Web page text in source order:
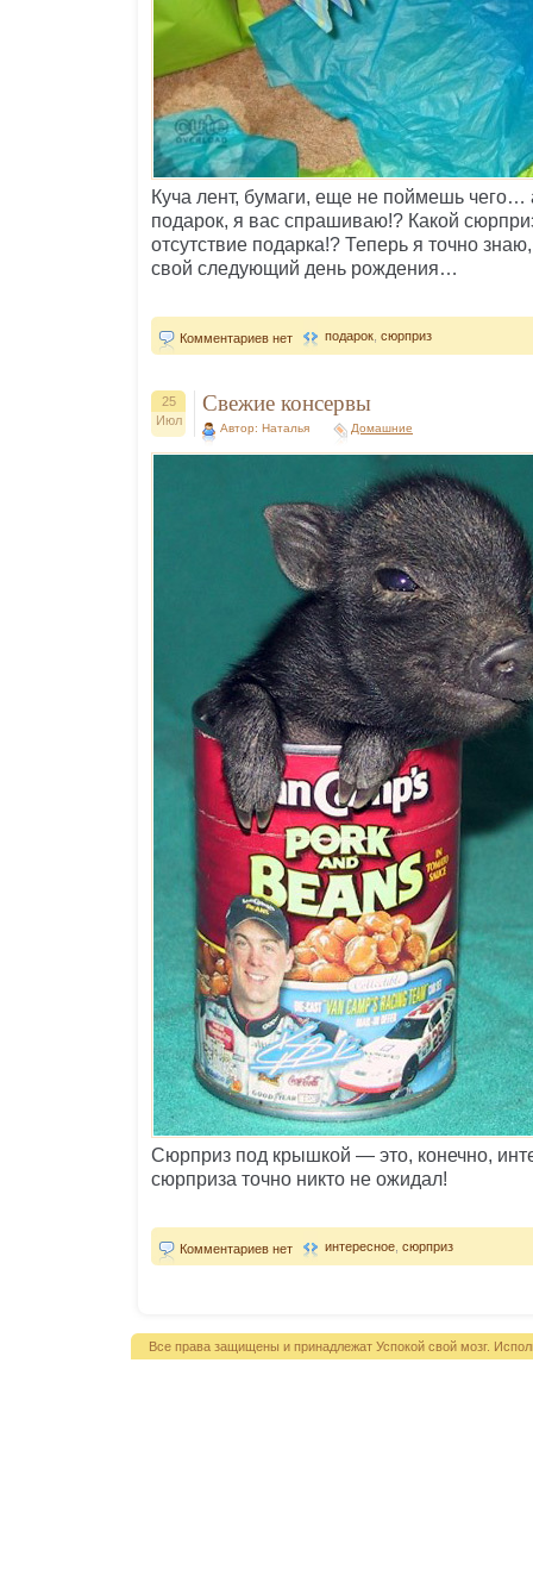
Куча лент, бумаги, еще не поймешь чего…
подарок, я вас спрашиваю!? Какой
отсутствие подарка!? Теперь я точно
свой следующий день рождения…
Комментариев нет подарок сюрприз
25
Июл
Свежие консервы
Автор: Наталья Домашние
Сюрприз под крышкой — это, конечно,
сюрприза точно никто не ожидал!
Комментариев нет интересное сюрприз
Все права защищены и принадлежат Успокой свой мозг.